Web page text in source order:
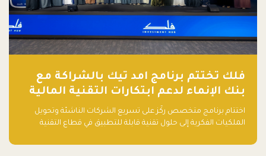
فلك تختتم برنامج امد تيك بالشراكة مع
بنك الإنماء لدعم ابتكارات التقنية المالية
اختتام برنامج متخصص ركّز على تسريع الشركات الناشئة وتحويل
الملكيات الفكرية إلى حلول تقنية قابلة للتطبيق في قطاع التقنية